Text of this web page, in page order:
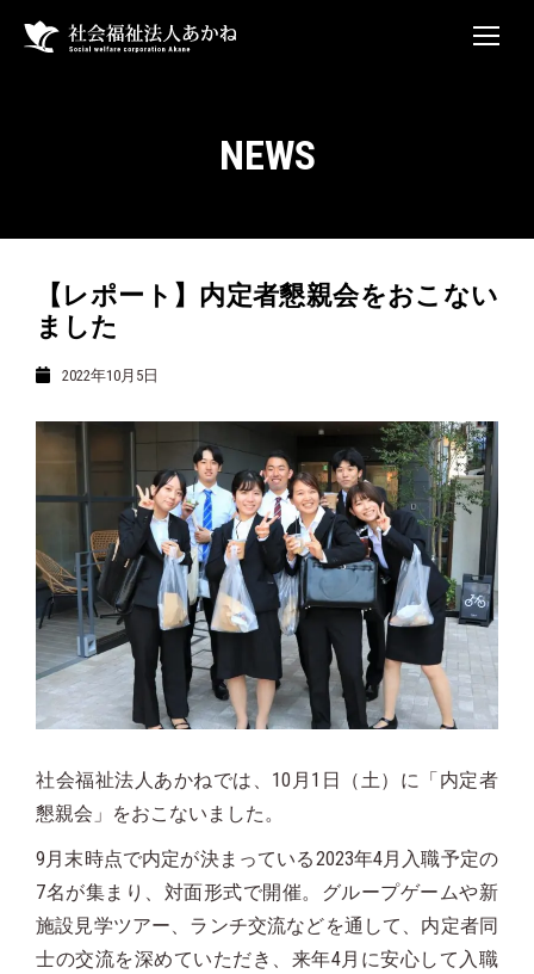
NEWS
【レポート】内定者懇親会をおこない
ました
2022年10月5日
社会福祉法人あかねでは、10月1日（土）に「内定者
懇親会」をおこないました。
9月末時点で内定が決まっている2023年4月入職予定の
7名が集まり、対面形式で開催。グループゲームや新
施設見学ツアー、ランチ交流などを通して、内定者同
士の交流を深めていただき、来年4月に安心して入職